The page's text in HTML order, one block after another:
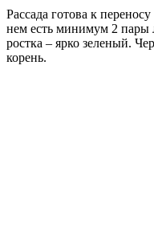
Рассада готова к
нем есть минимум 2 пары
ростка – ярко зеленый.
корень.